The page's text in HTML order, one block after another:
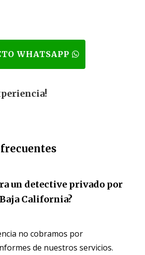
WHATSAPP
un detective privado por
California?
no cobramos por
de nuestros servicios.